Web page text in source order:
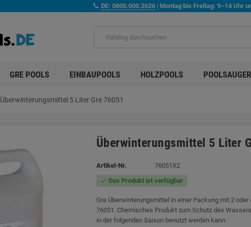
DE: 0800.000.2626| Montag bis Freitag: 9–14 Uhr
GRE POOLS EINBAUPOOLS HOLZPOOLS POOLSAUGER
Überwinterungsmittel 5 Liter Gre 76051
Überwinterungsmittel 5 Liter
Artikel-Nr. 76051X2
check Das Produkt ist verfügbar
Gre Überwinterungsmittel in einer Packung mit 2 oder
76051. Chemisches Produkt zum Schutz des
in der folgenden Saison benutzt werden kann.